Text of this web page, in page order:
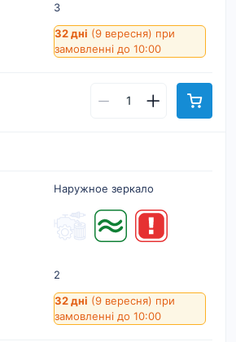
3
32 дні (9 вересня) при
замовленні до 10:00
Наружное зеркало
2
32 дні (9 вересня) при
замовленні до 10:00